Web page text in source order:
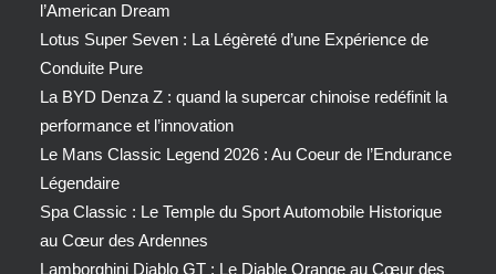
l’American Dream
Lotus Super Seven : La Légèreté d’une Expérience de
Conduite Pure
La BYD Denza Z : quand la supercar chinoise redéfinit la
performance et l’innovation
Le Mans Classic Legend 2026 : Au Coeur de l’Endurance
Légendaire
Spa Classic : Le Temple du Sport Automobile Historique
au Cœur des Ardennes
Lamborghini Diablo GT : Le Diable Orange au Cœur des